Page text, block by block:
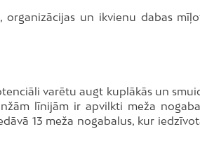
organizācijas un ikvienu dabas
varētu augt kuplākās un
līnijām ir apvilkti meža
13 meža nogabalus, kur